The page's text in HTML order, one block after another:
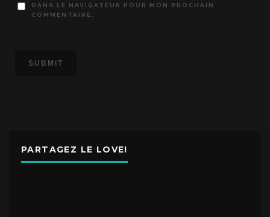
DANS LE NAVIGATEUR POUR MON PROCHAIN
COMMENTAIRE.
PARTAGEZ LE LOVE!